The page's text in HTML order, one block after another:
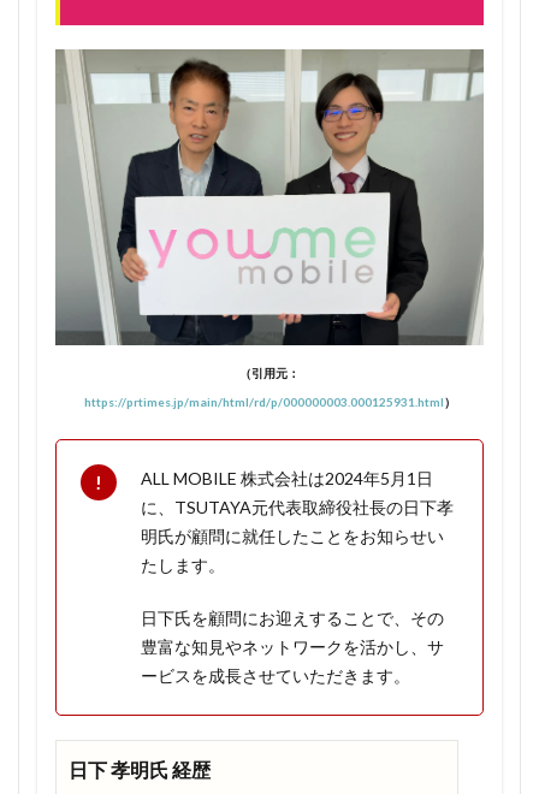
1.1.3
さらに
人紹介
すれば2
回線無
料に！
1.1.4
家族全
員でお
得に！
料にな
ってし
120GB
プラン
に変更
料はそ
のま
ま！
1.1.6
ワンコ
インキ
（引用元：
https://prtimes.jp/main/html/rd/p/000000003.000125931.html）
ALL MOBILE 株式会社は2024年5月1日
に、TSUTAYA元代表取締役社長の日下孝
明氏が顧問に就任したことをお知らせい
たします。
日下氏を顧問にお迎えすることで、その
豊富な知見やネットワークを活かし、サ
ービスを成長させていただきます。
日下 孝明氏 経歴